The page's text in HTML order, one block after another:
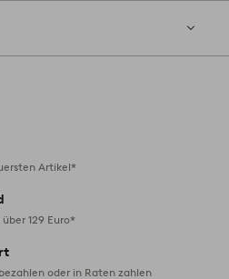
Artikel*
129 Euro*
oder in Raten zahlen